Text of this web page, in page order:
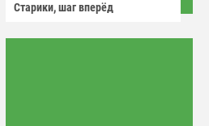
Старики, шаг вперёд